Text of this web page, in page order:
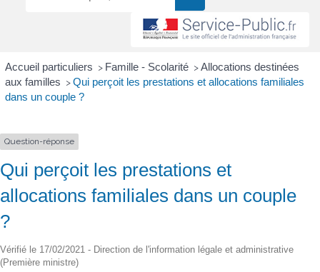
Accueil particuliers > Famille - Scolarité > Allocations destinées
aux familles > Qui perçoit les prestations et allocations familiales
dans un couple ?
Question-réponse
Qui perçoit les prestations et
allocations familiales dans un couple
?
Vérifié le 17/02/2021 - Direction de l'information légale et administrative
(Première ministre)